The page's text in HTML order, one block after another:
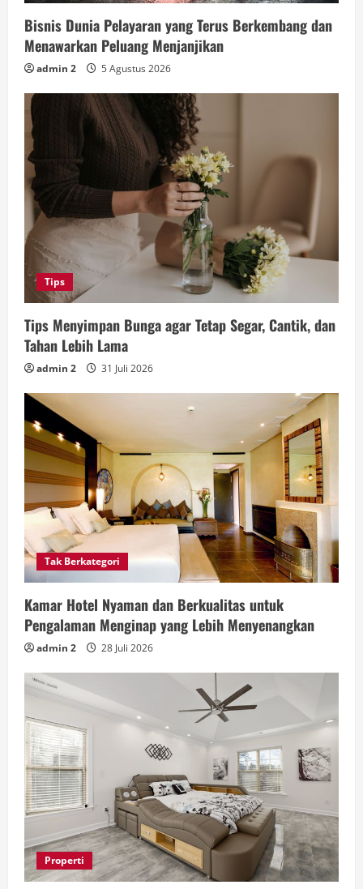
Bisnis Dunia Pelayaran yang Terus Berkembang dan
Menawarkan Peluang Menjanjikan
admin 2 5 Agustus 2026
Tips
Tips Menyimpan Bunga agar Tetap Segar, Cantik, dan
Tahan Lebih Lama
admin 2 31 Juli 2026
Tak Berkategori
Kamar Hotel Nyaman dan Berkualitas untuk
Pengalaman Menginap yang Lebih Menyenangkan
admin 2 28 Juli 2026
Properti